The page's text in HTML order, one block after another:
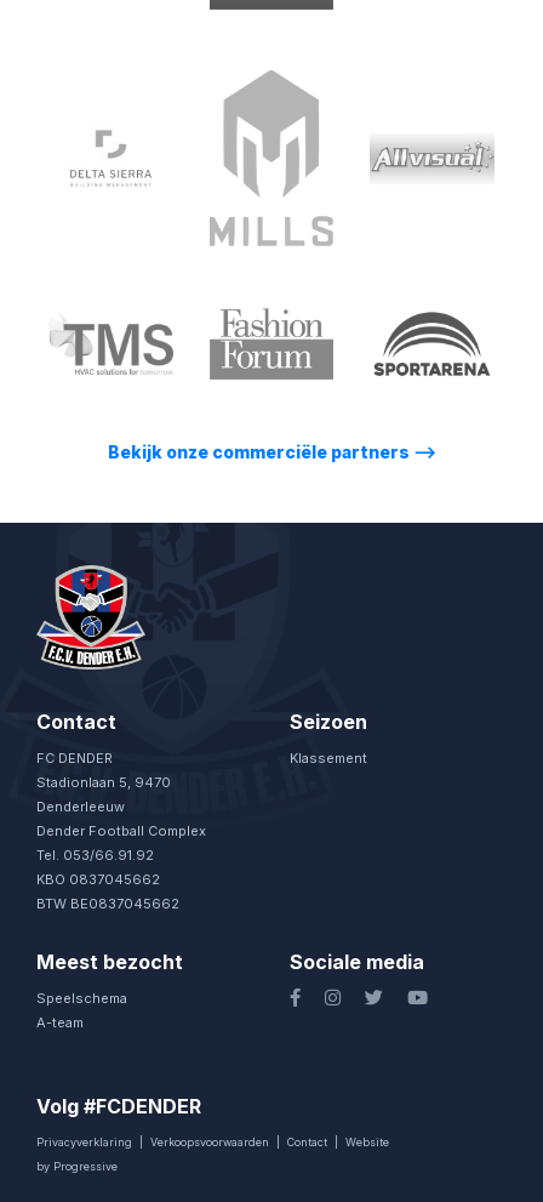
Bekijk onze commerciële partners ⟶
Contact
FC DENDER
Stadionlaan 5, 9470
Denderleeuw
Dender Football Complex
Tel. 053/66.91.92
KBO 0837045662
BTW BE0837045662
Seizoen
Klassement
Meest bezocht
Speelschema
A-team
Sociale media
Volg #FCDENDER
Privacyverklaring Verkoopsvoorwaarden Contact
Website
by Progressive